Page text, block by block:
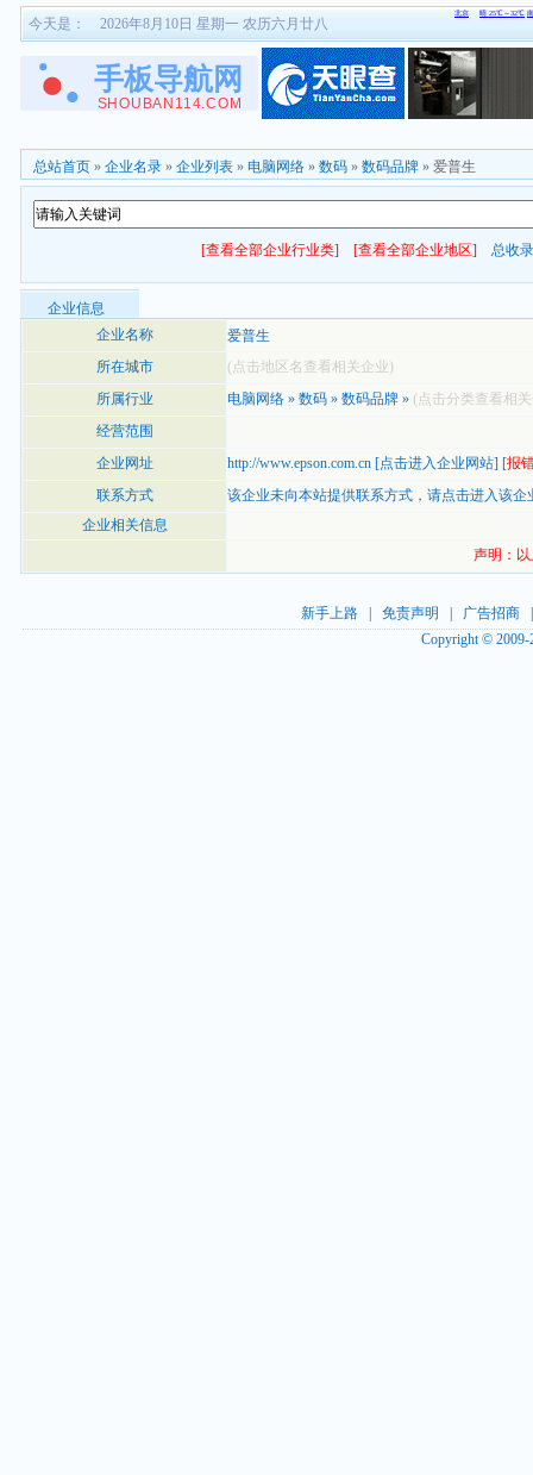
今天是： 2026年8月10日 星期一 农历六月廿八
总站首页 » 企业名录 » 企业列表 » 电脑网络 » 数码 » 数码品牌 » 爱普生
[查看全部企业行业类] [查看全部企业地区] 总收
企业信息
企业名称
爱普生
所在城市
(点击地区名查看相关企业)
所属行业
电脑网络 » 数码 » 数码品牌 » (点击分类查看相
经营范围
企业网址
http://www.epson.com.cn [点击进入企业网站] [报
联系方式
该企业未向本站提供联系方式， 请点击进入该企
企业相关信息
声明：
新手上路| 免责声明 广告招商
Copyright ©